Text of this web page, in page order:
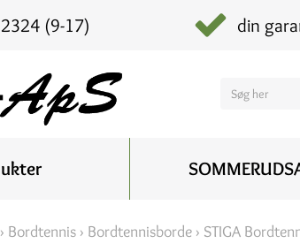
(9-17) din
› Bordtennis › Bordtennisborde › STIGA